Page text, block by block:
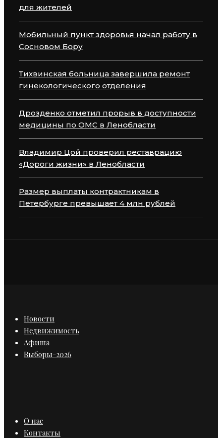
для жителей
Мобильный пункт здоровья начал работу в
Сосновом Бору
Тихвинская больница завершила ремонт
гинекологического отделения
Дрозденко отметил прорыв в доступности
медицины по ОМС в Ленобласти
Владимир Цой проверил реставрацию
«Дороги жизни» в Ленобласти
Размер выплаты контрактникам в
Петербурге превышает 4 млн рублей
Новости
Недвижимость
Афиша
Выборы-2026
О нас
Контакты